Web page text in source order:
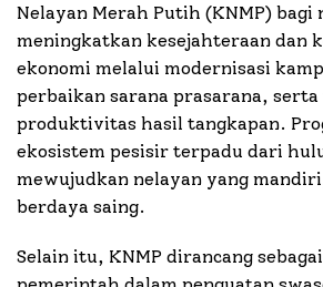
Nelayan Merah Putih (KNMP) bagi
meningkatkan kesejahteraan dan
ekonomi melalui modernisasi
perbaikan sarana prasarana,
produktivitas hasil tangkapan.
ekosistem pesisir terpadu dari
mewujudkan nelayan yang
berdaya saing.
Selain itu, KNMP dirancang